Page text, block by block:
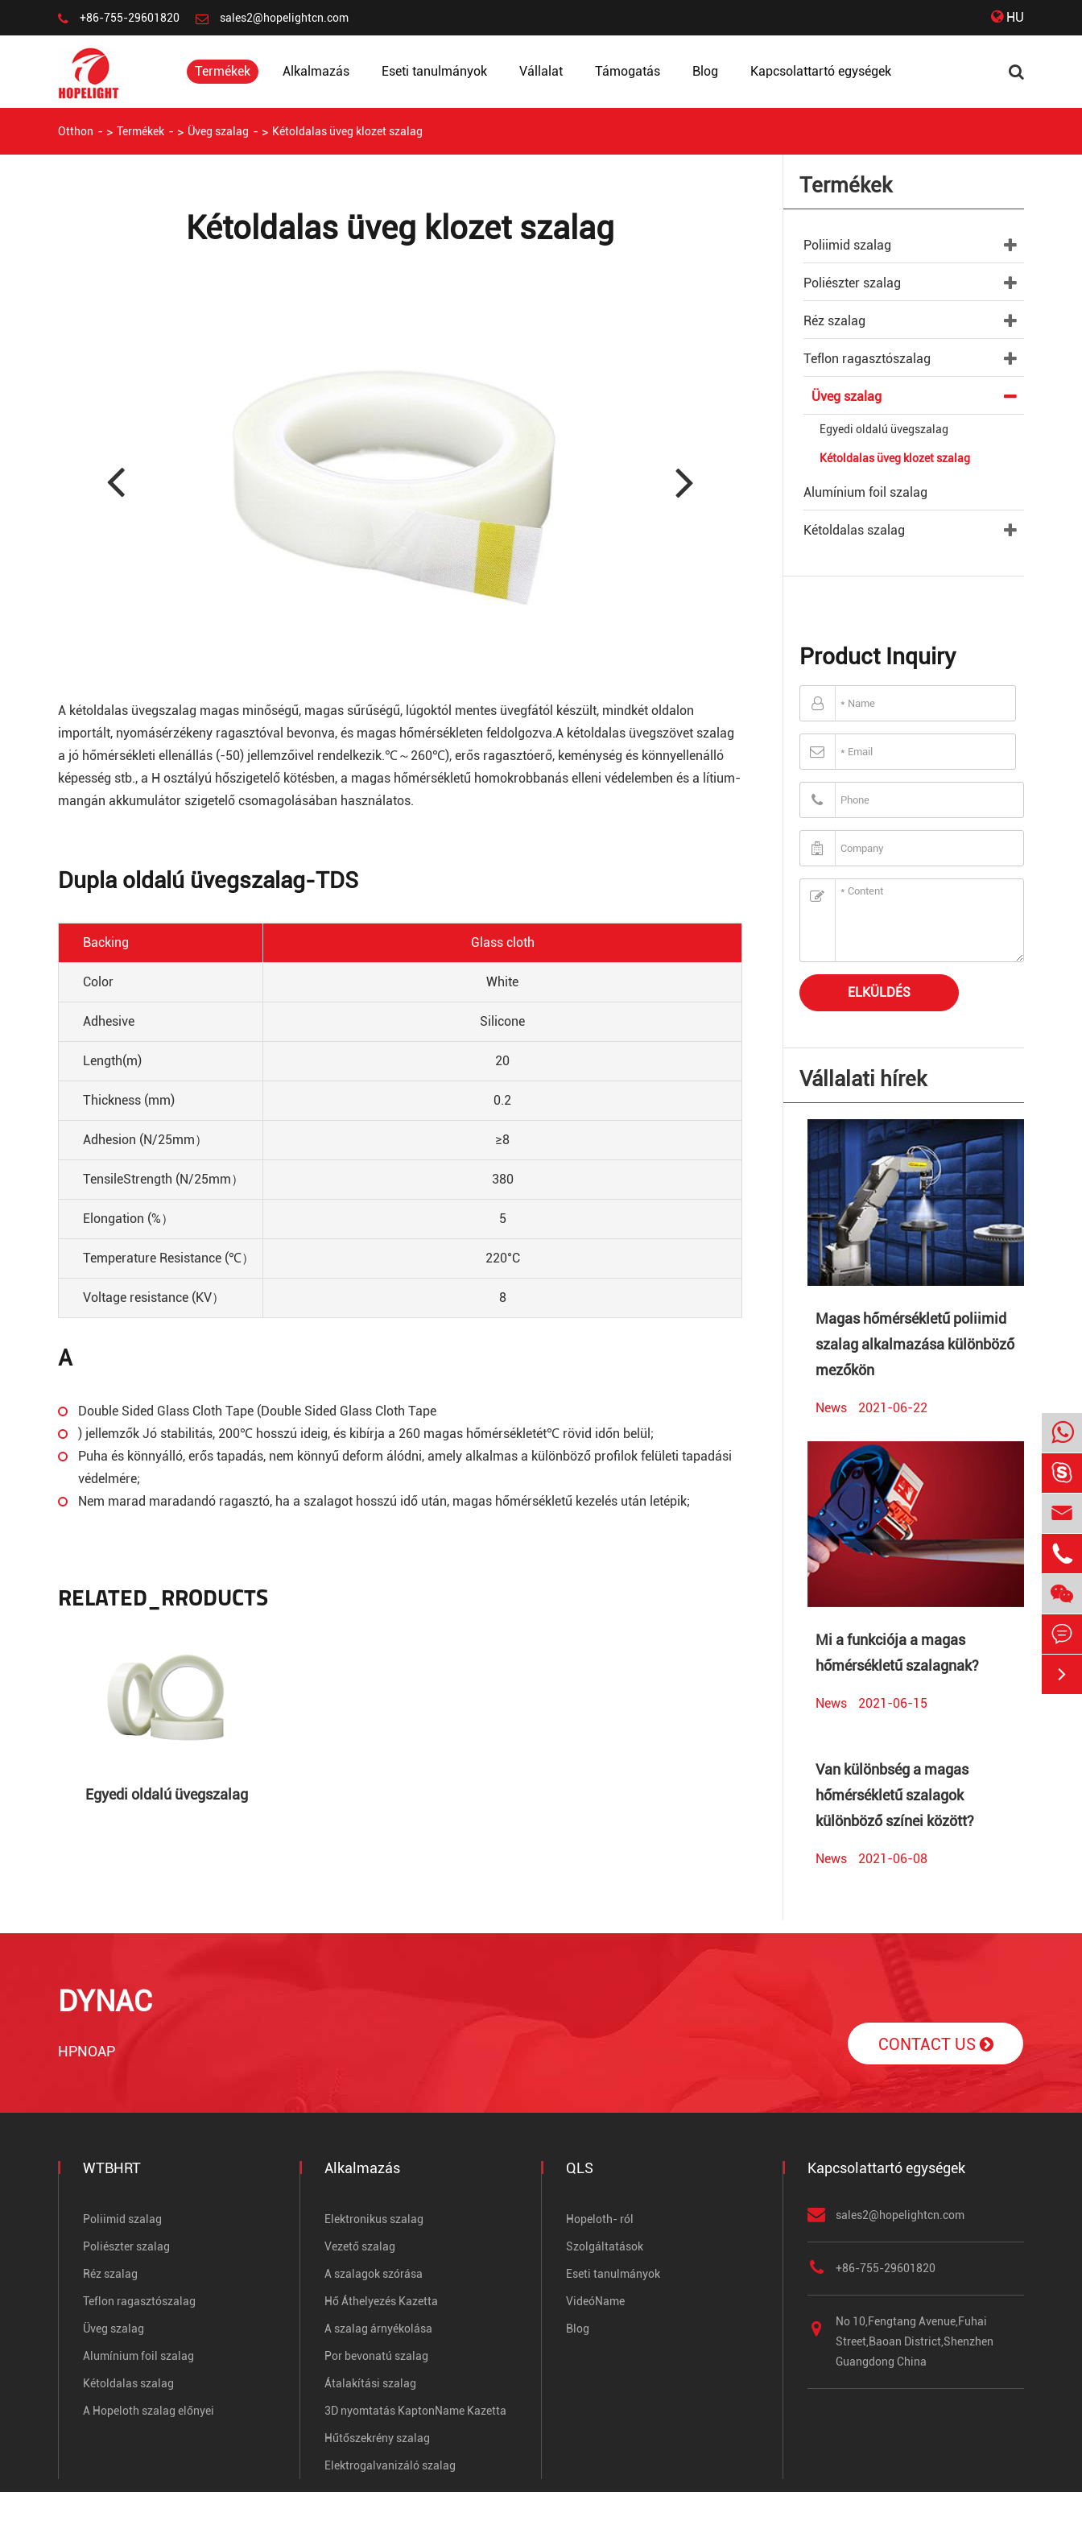
+86-755-29601820 sales2@hopelightcn.com HU
Termékek Alkalmazás Eseti tanulmányok Vállalat Támogatás Blog Kapcsolattartó egységek
Otthon Termékek Üveg szalag Kétoldalas üveg klozet szalag
Kétoldalas üveg klozet szalag
A kétoldalas üvegszalag magas minőségű, magas sűrűségű, lúgoktól mentes üvegfától készült, mindkét oldalon
importált, nyomásérzékeny ragasztóval bevonva, és magas hőmérsékleten feldolgozva.A kétoldalas üvegszövet szalag
a jó hőmérsékleti ellenállás (-50) jellemzőivel rendelkezik.℃～260℃), erős ragasztóerő, keménység és könnyellenálló
képesség stb., a H osztályú hőszigetelő kötésben, a magas hőmérsékletű homokrobbanás elleni védelemben és a lítium-
mangán akkumulátor szigetelő csomagolásában használatos.
Dupla oldalú üvegszalag-TDS
Backing Glass cloth
Color White
Adhesive Silicone
Length(m) 20
Thickness (mm) 0.2
Adhesion (N/25mm） ≥8
TensileStrength (N/25mm） 380
Elongation (%） 5
Temperature Resistance (℃） 220°C
Voltage resistance (KV） 8
A
Double Sided Glass Cloth Tape (Double Sided Glass Cloth Tape
) jellemzők Jó stabilitás, 200℃ hosszú ideig, és kibírja a 260 magas hőmérsékletét℃ rövid időn belül;
Puha és könnyálló, erős tapadás, nem könnyű deform álódni, amely alkalmas a különböző profilok felületi tapadási
védelmére;
Nem marad maradandó ragasztó, ha a szalagot hosszú idő után, magas hőmérsékletű kezelés után letépik;
RELATED_RRODUCTS
Egyedi oldalú üvegszalag
Termékek
Poliimid szalag
Poliészter szalag
Réz szalag
Teflon ragasztószalag
Üveg szalag
Egyedi oldalú üvegszalag
Kétoldalas üveg klozet szalag
Alumínium foil szalag
Kétoldalas szalag
Product Inquiry
ELKÜLDÉS
Vállalati hírek
Magas hőmérsékletű poliimid
szalag alkalmazása különböző
mezőkön
News 2021-06-22
Mi a funkciója a magas
hőmérsékletű szalagnak?
News 2021-06-15
Van különbség a magas
hőmérsékletű szalagok
különböző színei között?
News 2021-06-08
DYNAC
HPNOAP CONTACT US
WTBHRT
Poliimid szalag
Poliészter szalag
Réz szalag
Teflon ragasztószalag
Üveg szalag
Alumínium foil szalag
Kétoldalas szalag
A Hopeloth szalag előnyei
Alkalmazás
Elektronikus szalag
Vezető szalag
A szalagok szórása
Hő Áthelyezés Kazetta
A szalag árnyékolása
Por bevonatú szalag
Átalakítási szalag
3D nyomtatás KaptonName Kazetta
Hűtőszekrény szalag
Elektrogalvanizáló szalag
QLS
Hopeloth- ról
Szolgáltatások
Eseti tanulmányok
VideóName
Blog
Kapcsolattartó egységek
sales2@hopelightcn.com
+86-755-29601820
No 10,Fengtang Avenue,Fuhai
Street,Baoan District,Shenzhen
Guangdong China





